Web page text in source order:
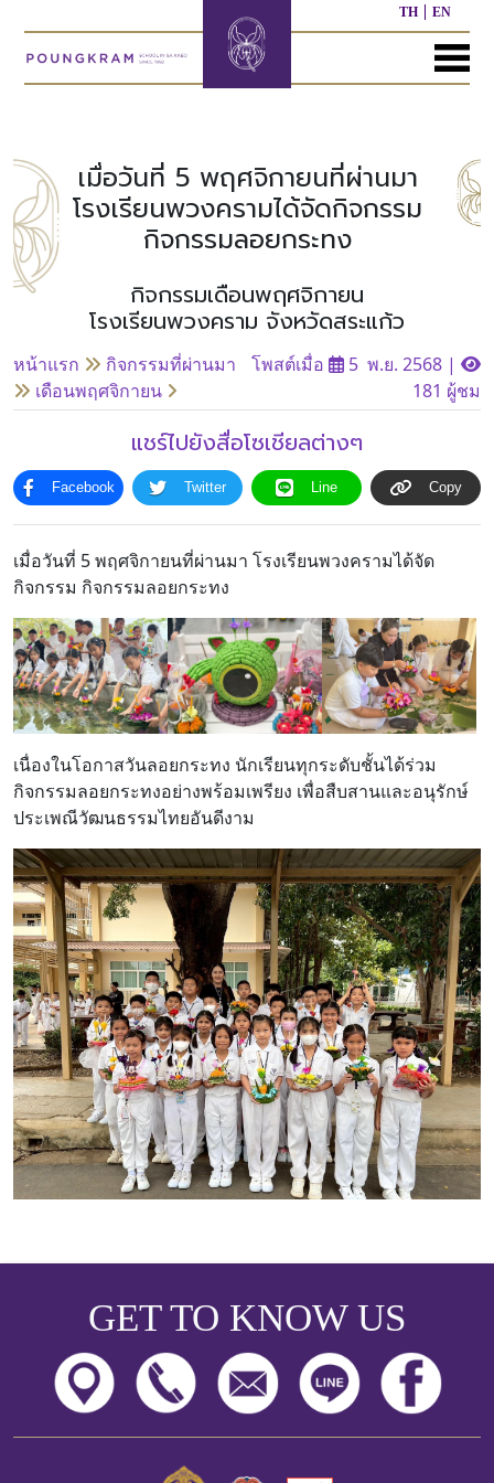
TH EN
MENU
แรก
กับ
ประวัติ
โรงเรียน
บุคลากร
ของ
เรา
โครงสร้าง
ขอบข่าย
และ
ภารกิจ
หลักสูตร
ก่อน
วัย
เรียน
หลักสูตร
หลักสูตร
ผล
งาน
ที่
ผ่าน
มา
ที่
ผ่าน
มา
เรา
เมื่อวันที่ 5 พฤศจิกายนที่ผ่านมา
โรงเรียนพวงครามได้จัดกิจกรรม
กิจกรรมลอยกระทง
กิจกรรมเดือนพฤศจิกายน
โรงเรียนพวงคราม จังหวัดสระแก้ว
หน้าแรก
กิจกรรมที่ผ่านมา
เดือนพฤศจิกายน
โพสต์เมื่อ 5 พ.ย. 2568 |
181 ผู้ชม
แชร์ไปยังสื่อโซเชียลต่างๆ
Facebook Twitter Line Copy
เมื่อวันที่ 5 พฤศจิกายนที่ผ่านมา โรงเรียนพวงครามได้จัด
กิจกรรม กิจกรรมลอยกระทง
เนื่องในโอกาสวันลอยกระทง นักเรียนทุกระดับชั้นได้ร่วม
กิจกรรมลอยกระทงอย่างพร้อมเพรียง เพื่อสืบสานและอนุรักษ์
ประเพณีวัฒนธรรมไทยอันดีงาม
GET TO KNOW US